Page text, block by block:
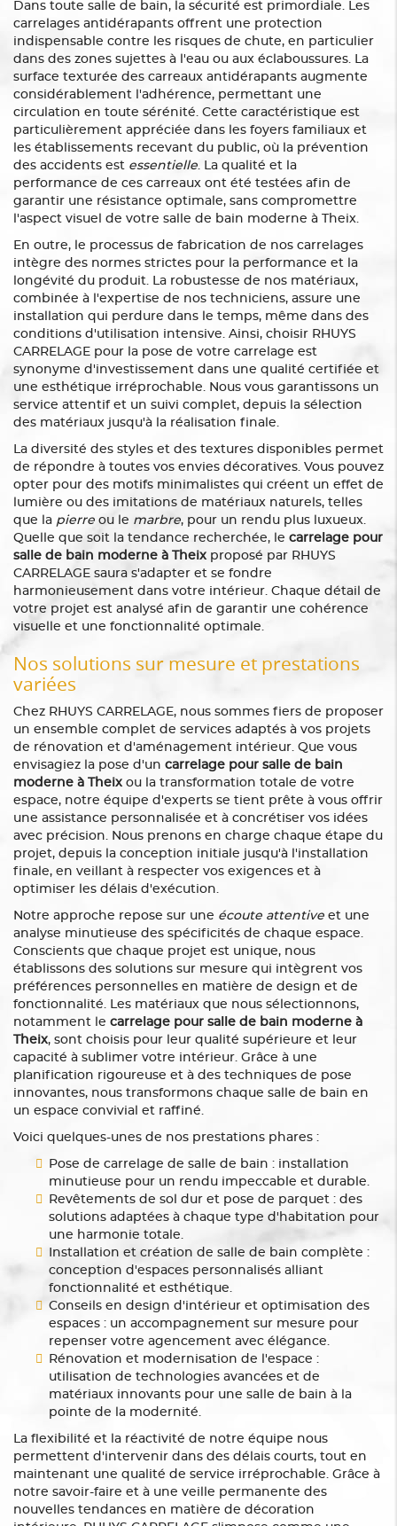
Dans toute salle de bain, la sécurité est primordiale. Les
carrelages antidérapants offrent une protection
indispensable contre les risques de chute, en particulier
dans des zones sujettes à l'eau ou aux éclaboussures. La
surface texturée des carreaux antidérapants augmente
considérablement l'adhérence, permettant une
circulation en toute sérénité. Cette caractéristique est
particulièrement appréciée dans les foyers familiaux et
les établissements recevant du public, où la prévention
des accidents est essentielle. La qualité et la
performance de ces carreaux ont été testées afin de
garantir une résistance optimale, sans compromettre
l'aspect visuel de votre salle de bain moderne à Theix.
En outre, le processus de fabrication de nos carrelages
intègre des normes strictes pour la performance et la
longévité du produit. La robustesse de nos matériaux,
combinée à l'expertise de nos techniciens, assure une
installation qui perdure dans le temps, même dans des
conditions d'utilisation intensive. Ainsi, choisir RHUYS
CARRELAGE pour la pose de votre carrelage est
synonyme d'investissement dans une qualité certifiée et
une esthétique irréprochable. Nous vous garantissons un
service attentif et un suivi complet, depuis la sélection
des matériaux jusqu'à la réalisation finale.
La diversité des styles et des textures disponibles permet
de répondre à toutes vos envies décoratives. Vous pouvez
opter pour des motifs minimalistes qui créent un effet de
lumière ou des imitations de matériaux naturels, telles
que la pierre ou le marbre, pour un rendu plus luxueux.
Quelle que soit la tendance recherchée, le carrelage pour
salle de bain moderne à Theix proposé par RHUYS
CARRELAGE saura s'adapter et se fondre
harmonieusement dans votre intérieur. Chaque détail de
votre projet est analysé afin de garantir une cohérence
visuelle et une fonctionnalité optimale.
Nos solutions sur mesure et prestations
variées
Chez RHUYS CARRELAGE, nous sommes fiers de proposer
un ensemble complet de services adaptés à vos projets
de rénovation et d'aménagement intérieur. Que vous
envisagiez la pose d'un carrelage pour salle de bain
moderne à Theix ou la transformation totale de votre
espace, notre équipe d'experts se tient prête à vous offrir
une assistance personnalisée et à concrétiser vos idées
avec précision. Nous prenons en charge chaque étape du
projet, depuis la conception initiale jusqu'à l'installation
finale, en veillant à respecter vos exigences et à
optimiser les délais d'exécution.
Notre approche repose sur une écoute attentive et une
analyse minutieuse des spécificités de chaque espace.
Conscients que chaque projet est unique, nous
établissons des solutions sur mesure qui intègrent vos
préférences personnelles en matière de design et de
fonctionnalité. Les matériaux que nous sélectionnons,
notamment le carrelage pour salle de bain moderne à
Theix, sont choisis pour leur qualité supérieure et leur
capacité à sublimer votre intérieur. Grâce à une
planification rigoureuse et à des techniques de pose
innovantes, nous transformons chaque salle de bain en
un espace convivial et raffiné.
Voici quelques-unes de nos prestations phares :
Pose de carrelage de salle de bain : installation
minutieuse pour un rendu impeccable et durable.
Revêtements de sol dur et pose de parquet : des
solutions adaptées à chaque type d'habitation pour
une harmonie totale.
Installation et création de salle de bain complète :
conception d'espaces personnalisés alliant
fonctionnalité et esthétique.
Conseils en design d'intérieur et optimisation des
espaces : un accompagnement sur mesure pour
repenser votre agencement avec élégance.
Rénovation et modernisation de l'espace :
utilisation de technologies avancées et de
matériaux innovants pour une salle de bain à la
pointe de la modernité.
La flexibilité et la réactivité de notre équipe nous
permettent d'intervenir dans des délais courts, tout en
maintenant une qualité de service irréprochable. Grâce à
notre savoir-faire et à une veille permanente des
nouvelles tendances en matière de décoration